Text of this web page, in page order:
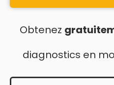
Obtenez
diagnostics en